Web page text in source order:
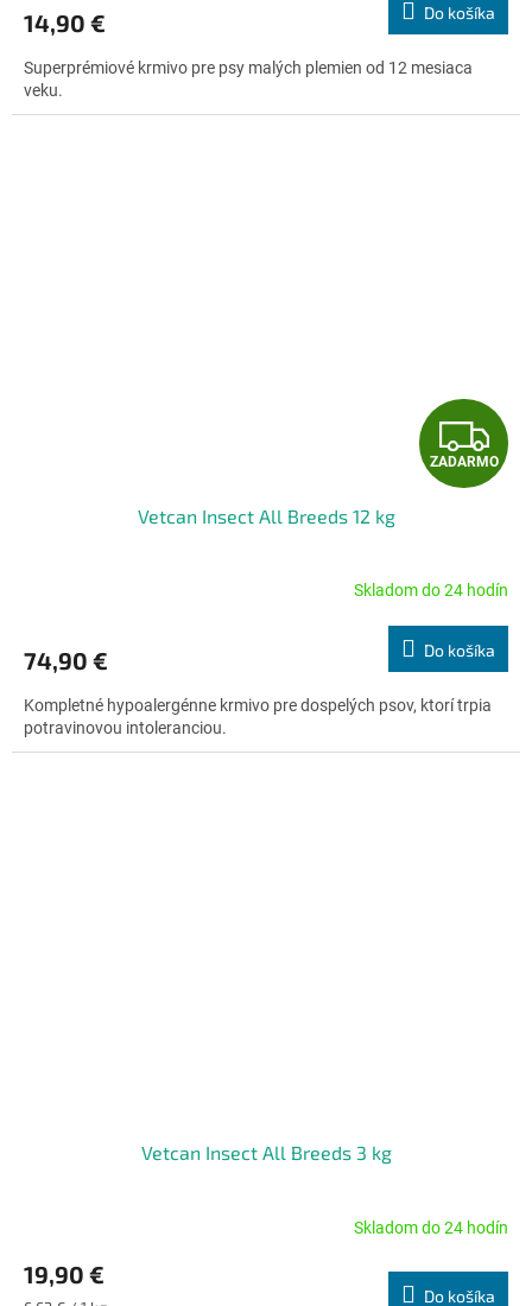
je
z
5
hviezdičiek.
14,90 € Do košíka
Superprémiové krmivo pre psy malých plemien od 12 mesiaca
veku.
Z
A
A
R
M
ZADARMO
Vetcan Insect All Breeds 12 kg
je
z
5
hviezdičiek.
Skladom do 24 hodín
74,90 € Do košíka
Kompletné hypoalergénne krmivo pre dospelých psov, ktorí trpia
potravinovou intoleranciou.
Vetcan Insect All Breeds 3 kg
produktu
je
Skladom do 24 hodín
19,90 €
Do košíka